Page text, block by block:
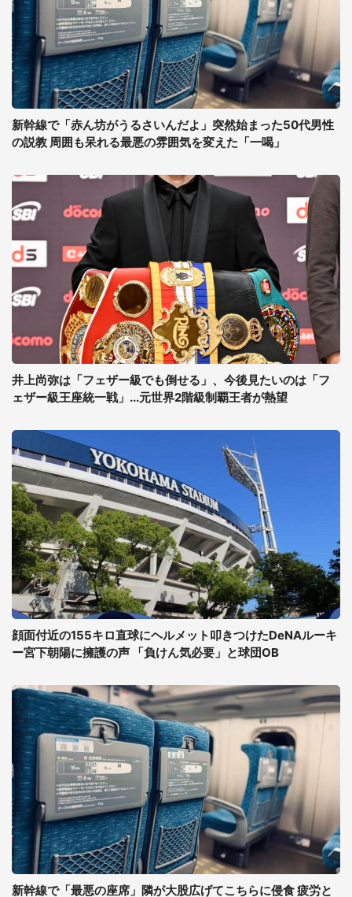
新幹線で「赤ん坊がうるさいんだよ」突然始まった50代男性
の説教 周囲も呆れる最悪の雰囲気を変えた「一喝」
井上尚弥は「フェザー級でも倒せる」、今後見たいのは「フ
ェザー級王座統一戦」...元世界2階級制覇王者が熱望
顔面付近の155キロ直球にヘルメット叩きつけたDeNAルーキ
ー宮下朝陽に擁護の声 「負けん気必要」と球団OB
新幹線で「最悪の座席」隣が大股広げてこちらに侵食 疲労と